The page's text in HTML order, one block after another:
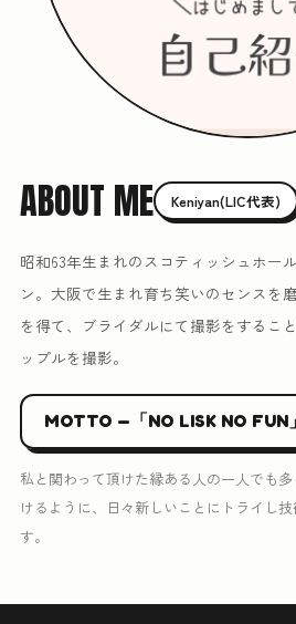
ABOUT ME Keniyan(LIC代表)
昭和63年生まれのスコティッシュホー
ン。大阪で生まれ育ち笑いのセンスを
を得て、ブライダルにて撮影をするこ
ップルを撮影。
MOTTO —「NO LISK NO FUN」
私と関わって頂けた縁ある人の一人でも
けるように、日々新しいことにトライし
す。